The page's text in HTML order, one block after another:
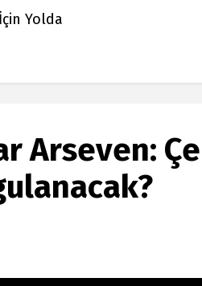
Yolda
Arseven: